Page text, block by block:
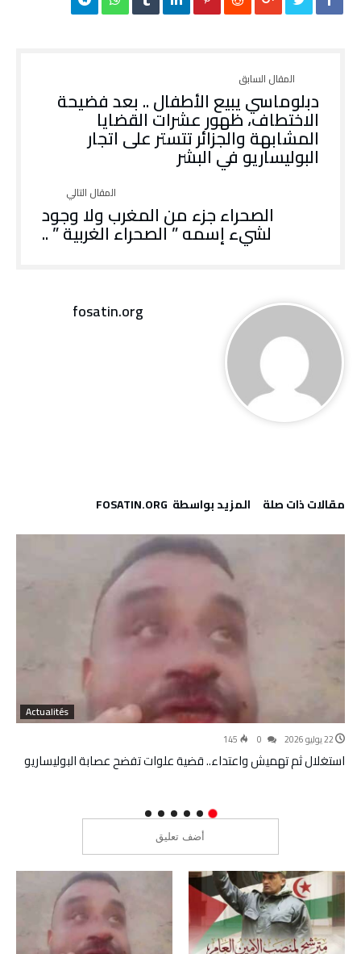
دبلوماسي يبيع الأطفال .. بعد فضيحة
الاختطاف، ظهور عشرات القضايا
المشابهة والجزائر تتستر على اتجار
البوليساريو في البشر
الصحراء جزء من المغرب ولا وجود
لشيء إسمه ” الصحراء الغربية ” ..
fosatin.org
‫مقالات ذات صلة‬ ‫‫المزيد بواسطة‬ ‬ FOSATIN.ORG
Actualités
22 يوليو 2026 145
استغلال ثم تهميش واعتداء.. قضية علوات تفضح عصابة البوليساريو